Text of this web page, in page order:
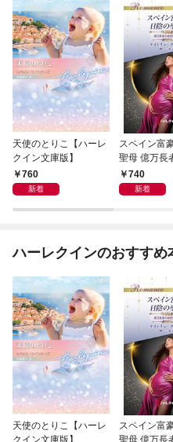
天使のとりこ【ハーレ
クイン文庫版】
760
新着
スペイン富
聖母 億万長
盟 II ハーレ
マンス～純
740
新着
ハーレクインのおすすめ
天使のとりこ【ハーレ
クイン文庫版】
スペイン富
聖母 億万長